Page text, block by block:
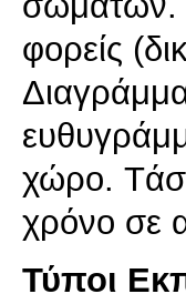
φορείς
χώρο.
χρόνο σε
Τύποι